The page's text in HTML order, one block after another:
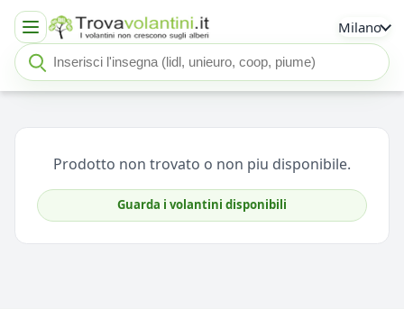
Milano
Cerca insegna o negozio
Seleziona un'insegna
Prodotto non trovato o non piu disponibile.
Guarda i volantini disponibili